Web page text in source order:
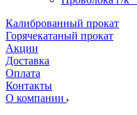
Калиброванный прокат
Горячекатаный прокат
Акции
Доставка
Оплата
Контакты
О компании